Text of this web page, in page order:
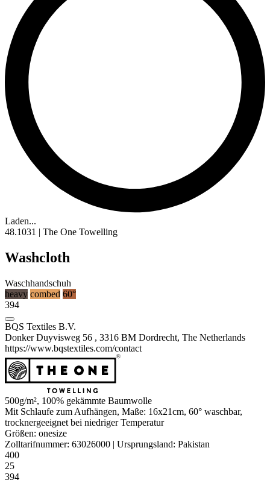
Laden...
48.1031 | The One Towelling
Washcloth
Waschhandschuh
heavy combed 60°
394
BQS Textiles B.V.
Donker Duyvisweg 56 , 3316 BM Dordrecht, The Netherlands
https://www.bqstextiles.com/contact
500g/m², 100% gekämmte Baumwolle
Mit Schlaufe zum Aufhängen, Maße: 16x21cm, 60° waschbar,
trocknergeeignet bei niedriger Temperatur
Größen: onesize
Zolltarifnummer: 63026000 | Ursprungsland: Pakistan
400
25
394